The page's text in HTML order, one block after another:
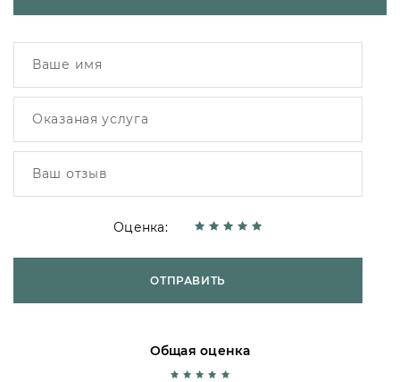
Оценка:
ОТПРАВИТЬ
Общая оценка